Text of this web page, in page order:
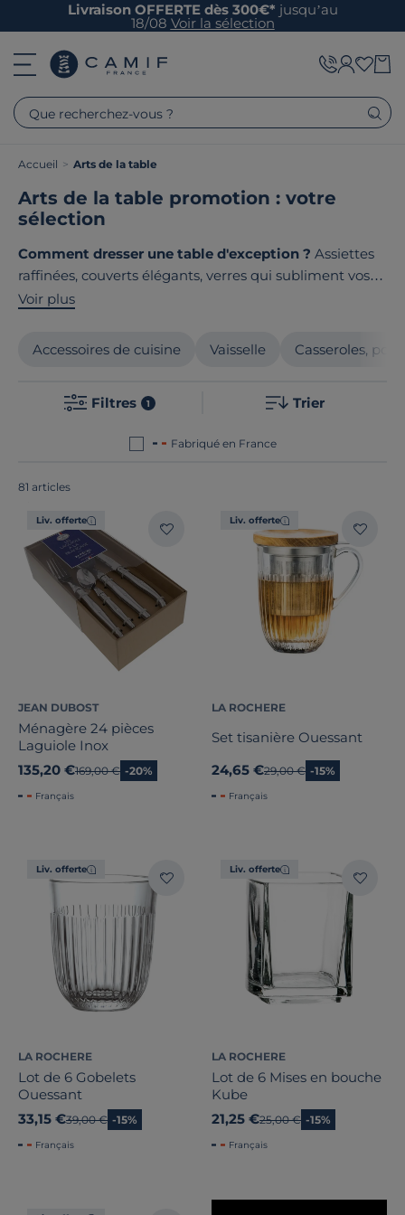
Livraison OFFERTE dès 300€* jusqu’au
18/08 Voir la sélection
Que recherchez-vous ?
Accueil > Arts de la table
Arts de la table promotion : votre
sélection
Comment dresser une table d'exception ? Assiettes
raffinées, couverts élégants, verres qui subliment vos
boissons : les arts de la table transforment chaque
nous avons sélectionné avec soin des collections qui
. Le point
France ou en Europe
Voir plus
Accessoires de cuisine Vaisselle Casseroles,
Filtres 1 Trier
Fabriqué en France
81 articles
Liv. offerte
JEAN DUBOST
Ménagère 24 pièces
Laguiole Inox
135,20 €Ancien prix
169,00 € -20%
Français
Liv. offerte
LA ROCHERE
Set tisanière Ouessant
24,65 €Ancien prix
29,00 € -15%
Français
Liv. offerte
LA ROCHERE
Lot de 6 Gobelets
Ouessant
33,15 €Ancien prix
39,00 € -15%
Français
Liv. offerte
LA ROCHERE
Lot de 6 Mises en bouche
Kube
21,25 €Ancien prix
25,00 € -15%
Français
Forme
Largeur
Hauteur
Note des clients
Stock